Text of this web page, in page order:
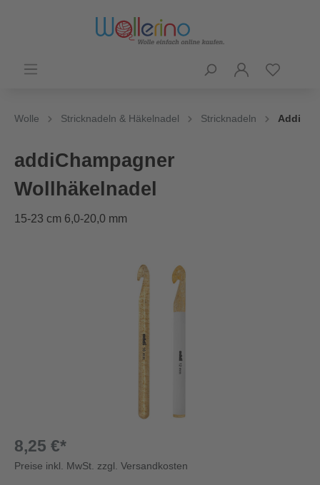
Wolle Stricknadeln & Häkelnadel Stricknadeln Addi
addiChampagner
Wollhäkelnadel
15-23 cm 6,0-20,0 mm
8,25 €*
Preise inkl. MwSt. zzgl. Versandkosten